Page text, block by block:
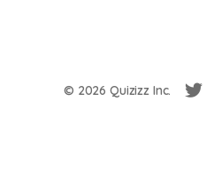
© 2026 Quizizz Inc.